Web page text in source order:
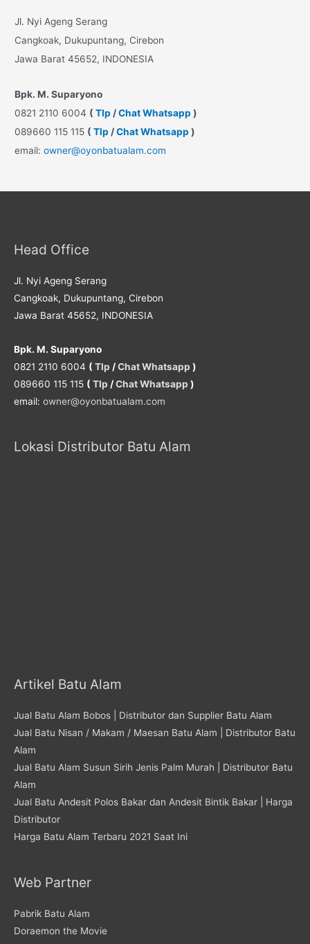
Jl. Nyi Ageng Serang
Cangkoak, Dukupuntang, Cirebon
Jawa Barat 45652, INDONESIA
Bpk. M. Suparyono
0821 2110 6004 (Tlp /Chat Whatsapp )
089660 115 115 (Tlp /Chat Whatsapp )
email:owner@oyonbatualam.com
Head Office
Jl. Nyi Ageng Serang
Cangkoak, Dukupuntang, Cirebon
Jawa Barat 45652, INDONESIA
Bpk. M. Suparyono
0821 2110 6004 ( Tlp /Chat Whatsapp )
089660 115 115 ( Tlp /Chat Whatsapp )
email: owner@oyonbatualam.com
Lokasi Distributor Batu Alam
Artikel Batu Alam
Jual Batu Alam Bobos | Distributor dan Supplier Batu Alam
Jual Batu Nisan / Makam / Maesan Batu Alam | Distributor Batu
Alam
Jual Batu Alam Susun Sirih Jenis Palm Murah | Distributor Batu
Alam
Jual Batu Andesit Polos Bakar dan Andesit Bintik Bakar | Harga
Distributor
Harga Batu Alam Terbaru 2021 Saat Ini
Web Partner
Pabrik Batu Alam
Doraemon the Movie